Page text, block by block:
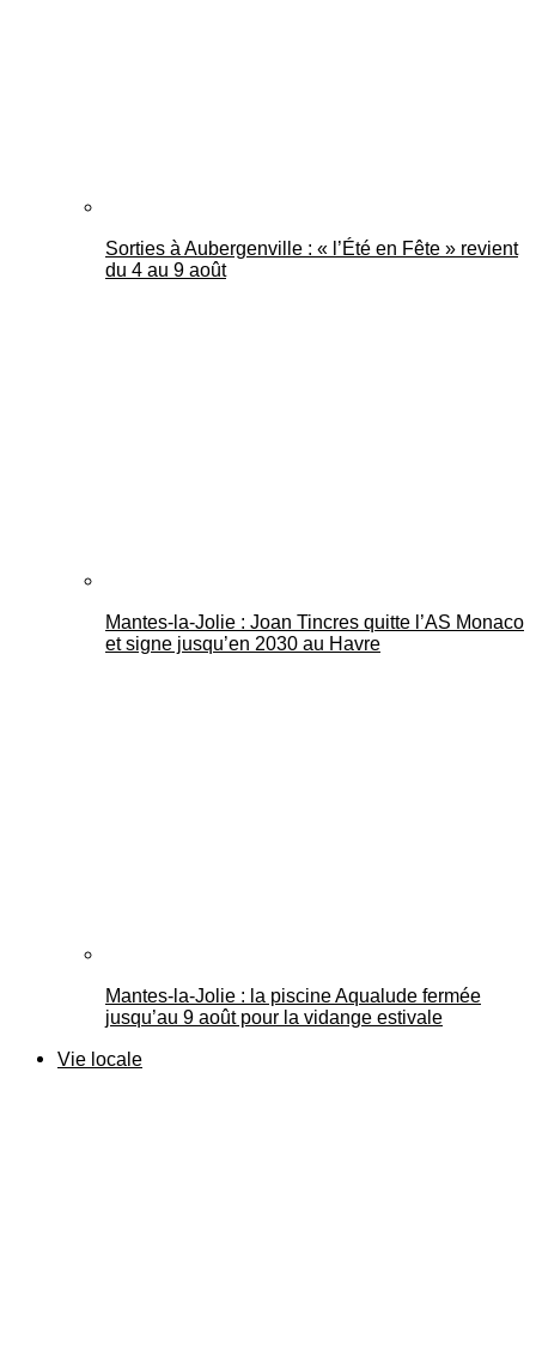
Sorties à Aubergenville : « l’Été en Fête » revient
du 4 au 9 août
Mantes-la-Jolie : Joan Tincres quitte l’AS Monaco
et signe jusqu’en 2030 au Havre
Mantes-la-Jolie : la piscine Aqualude fermée
jusqu’au 9 août pour la vidange estivale
Vie locale